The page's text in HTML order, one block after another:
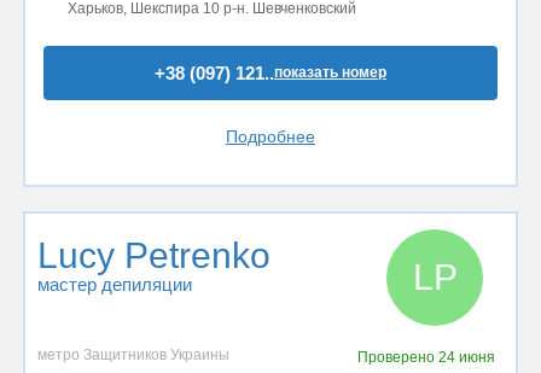
Харьков, Шекспира 10 р-н. Шевченковский
+38 (097) 121..показать номер
Подробнее
Lucy Petrenko
мастер депиляции LP
метро Защитников Украины Проверено 24 июня